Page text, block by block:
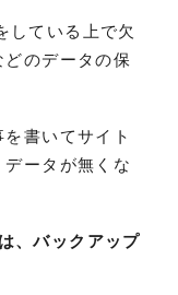
している上で欠
のデータの保
書いてサイト
ータが無くな
、バックアップ